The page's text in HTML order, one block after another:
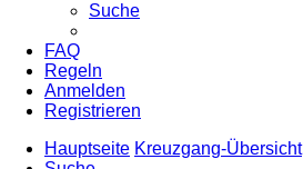
Suche
FAQ
Regeln
Anmelden
Registrieren
Hauptseite Kreuzgang-Übersicht